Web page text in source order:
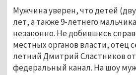
Мужчина уверен, что детей
лет, а также 9-летнего
незаконно. Не добившись
местных органов власти, отец
летний Дмитрий Сластников
федеральный канал. На шоу